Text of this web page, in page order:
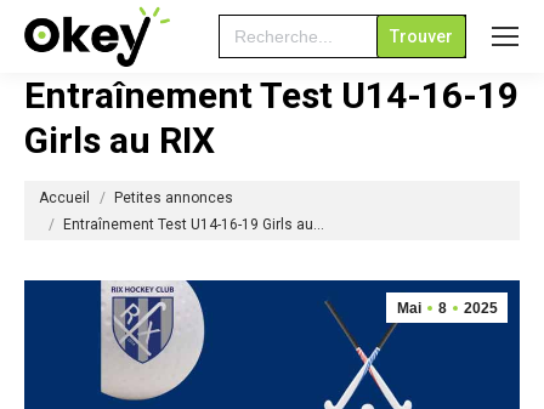
Search
for:
Entraînement Test U14-16-19
Girls au RIX
Accueil
Petites annonces
Entraînement Test U14-16-19 Girls au…
Mai 8 2025